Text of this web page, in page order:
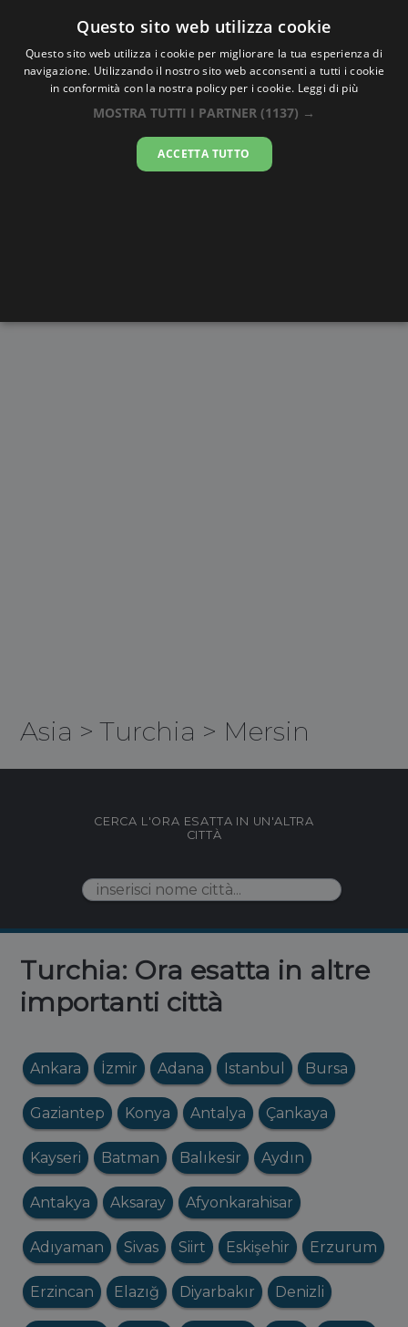
Oraesatta.co
Ora EsattaMersin
22:07:58
Asia >Turchia > Mersin
CERCA L'ORA ESATTA IN UN'ALTRA
CITTÀ
Turchia: Ora esatta in altre
importanti città
Ankara İzmir Adana Istanbul Bursa
Gaziantep Konya Antalya Çankaya
Kayseri Batman Balıkesir Aydın
Antakya Aksaray Afyonkarahisar
Adıyaman Sivas Siirt Eskişehir Erzurum
Erzincan Elazığ Diyarbakır Denizli
Questo sito web utilizza cookie
Questo sito web utilizza i cookie per migliorare la tua esperienza di
navigazione. Utilizzando il nostro sito web acconsenti a tutti i cookie
in conformità con la nostra policy per i cookie. Leggi di più
MOSTRA TUTTI I PARTNER (1137) →
ACCETTA TUTTO